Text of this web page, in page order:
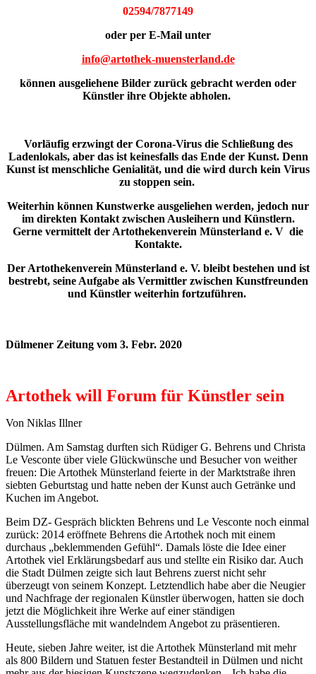
02594/7877149
oder per E-Mail unter
info@artothek-muensterland.de
können ausgeliehene Bilder zurück gebracht werden oder
Künstler ihre Objekte abholen.
Vorläufig erzwingt der Corona-Virus die Schließung des
Ladenlokals, aber das ist keinesfalls das Ende der Kunst. Denn
Kunst ist menschliche Genialität, und die wird durch kein Virus
zu stoppen sein.
Weiterhin können Kunstwerke ausgeliehen werden, jedoch nur
im direkten Kontakt zwischen Ausleihern und Künstlern.
Gerne vermittelt der Artothekenverein Münsterland e. V die
Kontakte.
Der Artothekenverein Münsterland e. V. bleibt bestehen und ist
bestrebt, seine Aufgabe als Vermittler zwischen Kunstfreunden
und Künstler weiterhin fortzuführen.
Dülmener Zeitung vom 3. Febr. 2020
Artothek will Forum für Künstler sein
Von Niklas Illner
Dülmen. Am Samstag durften sich Rüdiger G. Behrens und Christa
Le Vesconte über viele Glückwünsche und Besucher von weither
freuen: Die Artothek Münsterland feierte in der Marktstraße ihren
siebten Geburtstag und hatte neben der Kunst auch Getränke und
Kuchen im Angebot.
Beim DZ- Gespräch blickten Behrens und Le Vesconte noch einmal
zurück: 2014 eröffnete Behrens die Artothek noch mit einem
durchaus „beklemmenden Gefühl“. Damals löste die Idee einer
Artothek viel Erklärungsbedarf aus und stellte ein Risiko dar. Auch
die Stadt Dülmen zeigte sich laut Behrens zuerst nicht sehr
überzeugt von seinem Konzept. Letztendlich habe aber die Neugier
und Nachfrage der regionalen Künstler überwogen, hatten sie doch
jetzt die Möglichkeit ihre Werke auf einer ständigen
Ausstellungsfläche mit wandelndem Angebot zu präsentieren.
Heute, sieben Jahre weiter, ist die Artothek Münsterland mit mehr
als 800 Bildern und Statuen fester Bestandteil in Dülmen und nicht